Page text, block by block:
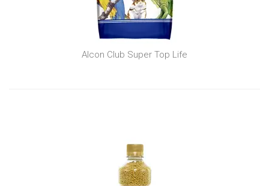
Alcon Club Super Top Life